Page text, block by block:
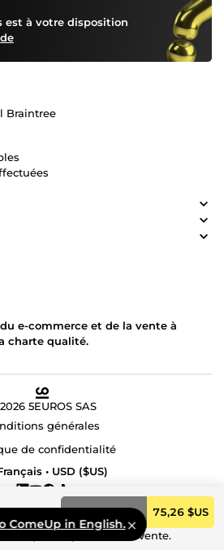
Commander
75,26 $US
pas disponible à la vente.
ComeUp in English.
est à votre disposition
Braintree
e-commerce et de la vente à
charte qualité.
5EUROS SAS
générales
de confidentialité
• USD ($US)